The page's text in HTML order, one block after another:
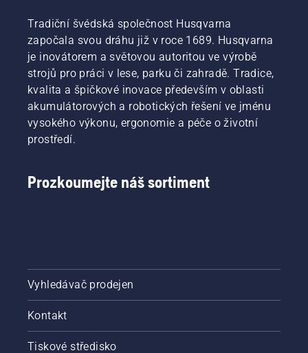
Tradiční švédská společnost Husqvarna
započala svou dráhu již v roce 1689. Husqvarna
je inovátorem a světovou autoritou ve výrobě
strojů pro práci v lese, parku či zahradě. Tradice,
kvalita a špičkové inovace především v oblasti
akumulátorových a robotických řešení ve jménu
vysokého výkonu, ergonomie a péče o životní
prostředí.
Prozkoumejte náš sortiment
Vyhledávač prodejen
Kontakt
Tiskové středisko